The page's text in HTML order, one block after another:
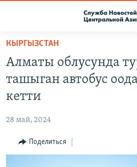
Вернуться
основному
содержанию
главной
Вернутся
НАСТОЯЩЕЕ ВРЕМЯ
МИГРАНТ МЕДИА
КЫРГЫЗСТАН
Алматы облусунда
ташыган автобус
кетти
28 май, 2024
Поделиться